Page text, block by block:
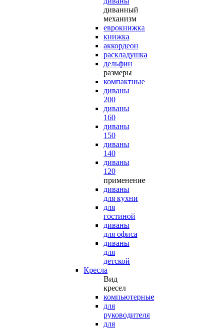
диванный
механизм
еврокнижка
книжка
аккордеон
раскладушка
дельфин
размеры
компактные
диваны
200
диваны
160
диваны
150
диваны
140
диваны
120
применение
диваны
для кухни
для
гостиной
диваны
для офиса
диваны
для
детской
Кресла
Вид
кресел
компьютерные
для
руководителя
для